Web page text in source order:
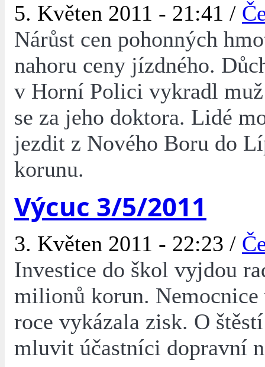
5. Květen 2011 - 21:41 /
Nárůst cen pohonných
nahoru ceny jízdného.
v Horní Polici vykradl
se za jeho doktora. Lidé
jezdit z Nového Boru do
korunu.
Výcuc 3/5/2011
3. Květen 2011 - 22:23 /
Investice do škol vyjdou
milionů korun. Nemocnice
roce vykázala zisk. O
mluvit účastníci dopravní